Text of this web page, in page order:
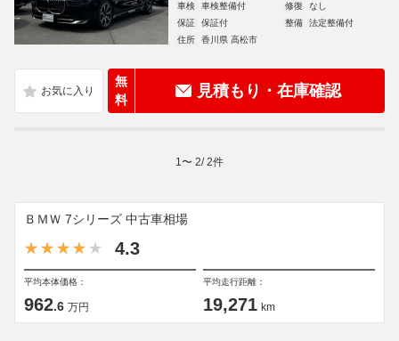
車検
車検整備付 修復
なし
保証
保証付 整備
法定整備付
住所
香川県 高松市
無
料
見積もり・在庫確認
1 〜 2/2件
ＢＭＷ 7シリーズ 中古車相場
4.3
平均本体価格：
962.6 万円
平均走行距離：
19,271 km